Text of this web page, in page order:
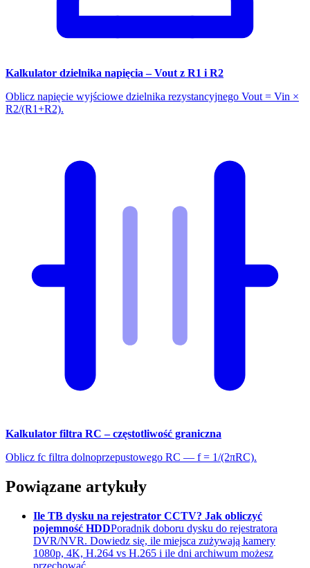
Kalkulator dzielnika napięcia – Vout z R1 i R2
Oblicz napięcie wyjściowe dzielnika rezystancyjnego Vout = Vin ×
R2/(R1+R2).
Kalkulator filtra RC – częstotliwość graniczna
Oblicz fc filtra dolnoprzepustowego RC — f = 1/(2πRC).
Powiązane artykuły
Ile TB dysku na rejestrator CCTV? Jak obliczyć
pojemność HDDPoradnik doboru dysku do rejestratora
DVR/NVR. Dowiedz się, ile miejsca zużywają kamery
1080p, 4K, H.264 vs H.265 i ile dni archiwum możesz